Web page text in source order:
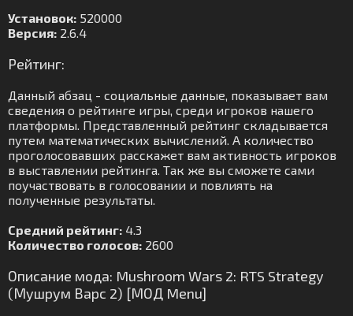
Установок: 520000
Версия: 2.6.4
Рейтинг:
Данный абзац - социальные данные, показывает вам
сведения о рейтинге игры, среди игроков нашего
платформы. Представленный рейтинг складывается
путем математических вычислений. А количество
проголосовавших расскажет вам активность игроков
в выставлении рейтинга. Так же вы сможете сами
поучаствовать в голосовании и повлиять на
полученные результаты.
Средний рейтинг: 4.3
Количество голосов: 2600
Описание мода: Mushroom Wars 2: RTS Strategy
(Мушрум Варс 2) [МОД Menu]